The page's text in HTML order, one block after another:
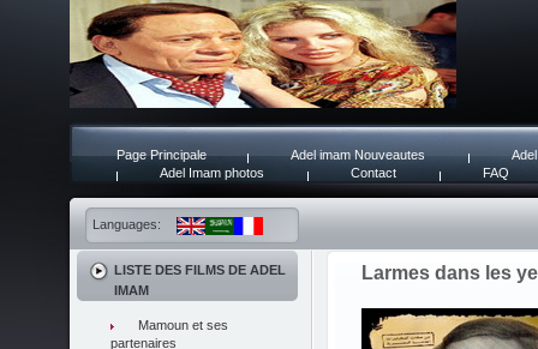
Page Principale Adel imam Nouveautes
Adel Imam photos
Contact FAQ
Languages:
LISTE DES FILMS DE ADEL
IMAM
Mamoun et ses
partenaires
Larmes dans les